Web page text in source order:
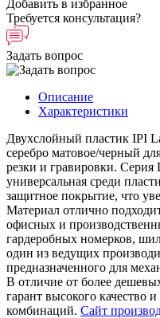
Добавить в избранное
Требуется консультация?
Задать вопрос
Описание
Характеристики
Двухслойный пластик IPI
серебро матовое/черный
резки и гравировки. Серия
универсальная среди
защитное покрытие, что
Материал отлично
офисных и
гардеробных номерков,
один из ведущих
предназначенного для
В отличие от более
гарант высокого
комбинаций. Сайт